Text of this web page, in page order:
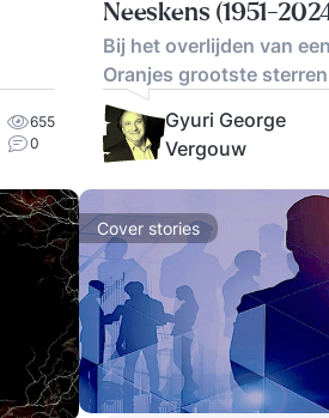
655
0
Neeskens (1951-
Bij het overlijden van
Oranjes grootste
Gyuri George
Vergouw
Cover stories